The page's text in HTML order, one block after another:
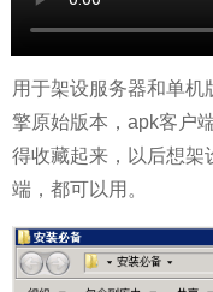
用于架设服务器和单机
擎原始版本，apk客户
得收藏起来，以后想架
端，都可以用。